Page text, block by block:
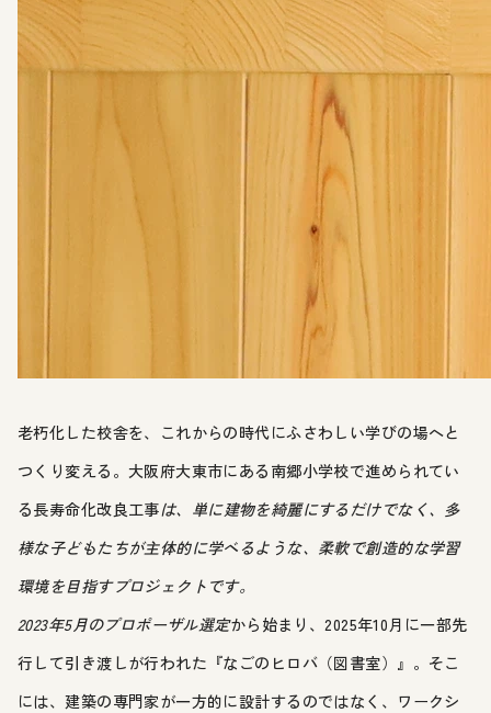
老朽化した校舎を、これからの時代にふさわしい学びの場へと
つくり変える。大阪府大東市にある南郷小学校で進められてい
る長寿命化改良工事は、単に建物を綺麗にするだけでなく、多
様な子どもたちが主体的に学べるような、柔軟で創造的な学習
環境を目指すプロジェクトです。
2023年5月のプロポーザル選定から始まり、2025年10月に一部先
行して引き渡しが行われた『なごのヒロバ（図書室）』。そこ
には、建築の専門家が一方的に設計するのではなく、ワークシ